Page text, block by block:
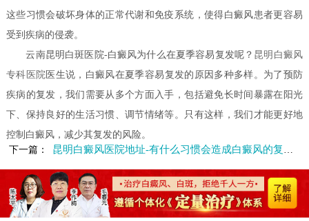
这些习惯会破坏身体的正常代谢和免疫系统，使得白癜风患者更容易
受到疾病的侵袭。
云南昆明白斑医院-白癜风为什么在夏季容易复发呢？ 昆明白癜风
专科医院 医生说，白癜风在夏季容易复发的原因多种多样。为了预防
疾病的复发，我们需要从多个方面入手，包括避免长时间暴露在阳光
下、保持良好的生活习惯、调节情绪等。只有这样，我们才能更好地
控制白癜风，减少其复发的风险。
下一篇：
昆明白癜风医院地址-有什么习惯会造成白癜风的复发呢